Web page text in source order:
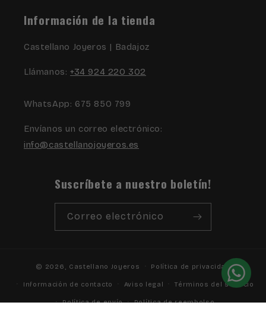
Información de la tienda
Castellano Joyeros | Badajoz
Llámanos: +34 924 220 302
WhatsApp: 675 850 799
Envíanos un correo electrónico:
info@castellanojoyeros.es
Suscríbete a nuestro boletín!
Correo electrónico
© 2026, Castellano Joyeros Política de privacidad
Información de contacto Aviso legal Términos del servicio
Política de envío Política de reembolso